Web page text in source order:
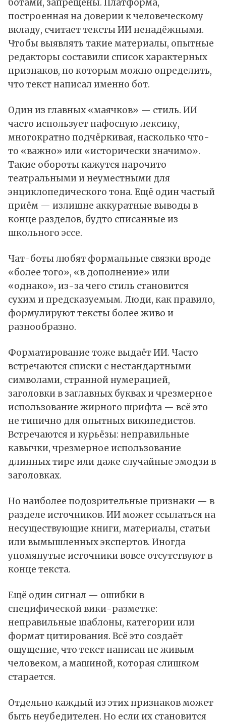
ботами, запрещены. Платформа,
построенная на доверии к человеческому
вкладу, считает тексты ИИненадёжными.
Чтобы выявлять такие материалы, опытные
редакторы составили список характерных
признаков, по которым можно определить,
что текст написал именно бот.
Один из главных «маячков» — стиль. ИИ
часто использует пафосную лексику,
многократно подчёркивая, насколько что-
то «важно» или «исторически значимо».
Такие обороты кажутся нарочито
театральными и неуместными для
энциклопедического тона. Ещё один частый
приём — излишне аккуратные выводы в
конце разделов, будто списанные из
школьного эссе.
Чат-боты любят формальные связки вроде
«более того», «в дополнение» или
«однако», из-за чего стиль становится
сухим и предсказуемым. Люди, как правило,
формулируют тексты более живо и
разнообразно.
Форматирование тоже выдаёт ИИ. Часто
встречаются списки с нестандартными
символами, странной нумерацией,
заголовки в заглавных буквах и чрезмерное
использование жирного шрифта — всё это
не типично для опытных википедистов.
Встречаются и курьёзы: неправильные
кавычки, чрезмерное использование
длинных тире или даже случайные эмодзи в
заголовках.
Но наиболее подозрительные признаки — в
разделе источников. ИИ может ссылаться на
несуществующие книги, материалы, статьи
или вымышленных экспертов. Иногда
упомянутые источники вовсе отсутствуют в
конце текста.
Ещё один сигнал — ошибки в
специфической вики-разметке:
неправильные шаблоны, категории или
формат цитирования. Всё это создаёт
ощущение, что текст написан не живым
человеком, а машиной, которая слишком
старается.
Отдельно каждый из этих признаков может
быть неубедителен. Но если их становится